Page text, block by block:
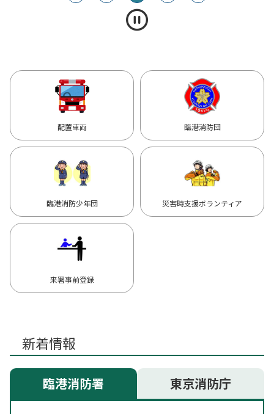
配置車両 臨港消防団
臨港消防少年団 災害時支援ボランティア
来署事前登録
新着情報
臨港消防署 東京消防庁